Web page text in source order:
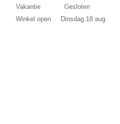
Vakantie Gesloten
Winkel open Dinsdag 18 aug